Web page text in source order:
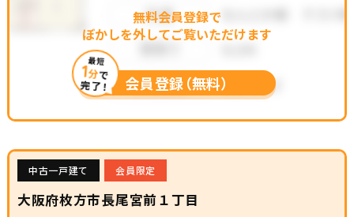
無料会員登録で
ぼかしを外してご覧いただけます
最短
1分で
完了！ 会員登録（無料）
中古一戸建て 会員限定
大阪府枚方市長尾宮前１丁目